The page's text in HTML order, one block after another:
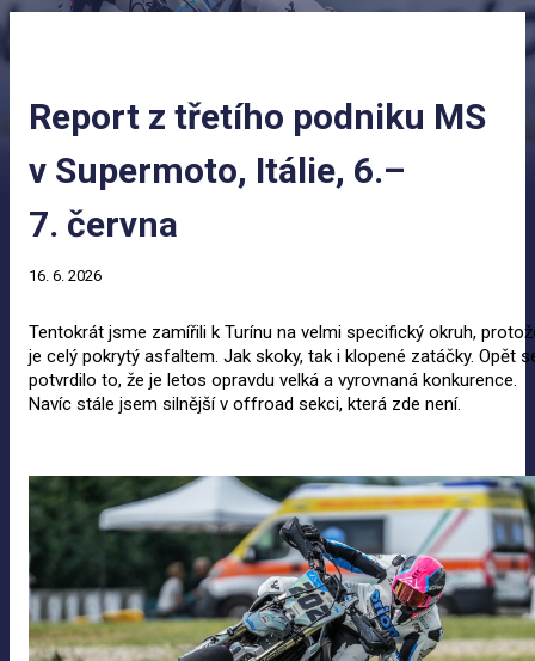
Report z třetího podniku MS
v Supermoto, Itálie, 6.–
7. června
16. 6. 2026
Tentokrát jsme zamířili k Turínu na velmi specifický okruh,
je celý pokrytý asfaltem. Jak skoky, tak i klopené zatáčky. Opět
potvrdilo to, že je letos opravdu velká a vyrovnaná konkurence.
Navíc stále jsem silnější v offroad sekci, která zde není.